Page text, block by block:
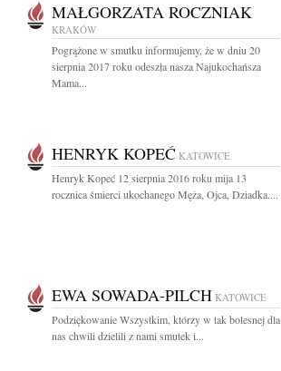
MAŁGORZATA ROCZNIAK
KRAKÓW
Pogrążone w smutku informujemy, że w dniu 20
sierpnia 2017 roku odeszła nasza Najukochańsza
Mama...
HENRYK KOPEĆ KATOWICE
Henryk Kopeć 12 sierpnia 2016 roku mija 13
rocznica śmierci ukochanego Męża, Ojca, Dziadka....
EWA SOWADA-PILCH KATOWICE
Podziękowanie Wszystkim, którzy w tak bolesnej dla
nas chwili dzielili z nami smutek i...